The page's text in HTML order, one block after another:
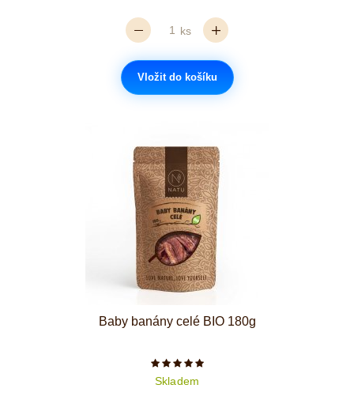
ks
Vložit do košíku
Baby banány celé BIO 180g
Počet hvězdiček je 5 z 5
Skladem